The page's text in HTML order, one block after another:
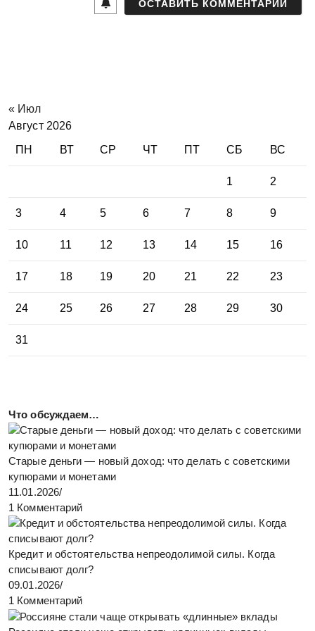
« Июл
Август 2026
ПН
ВТ СР ЧТ ПТ СБ ВС
1 2
3 4 5 6 7 8 9
10 11 12 13 14 15 16
17 18 19 20 21 22 23
24 25 26 27 28 29 30
31
Что обсуждаем…
Старые деньги — новый доход: что делать с советскими
купюрами и монетами
11.01.2026/
1 Комментарий
Кредит и обстоятельства непреодолимой силы. Когда
списывают долг?
09.01.2026/
1 Комментарий